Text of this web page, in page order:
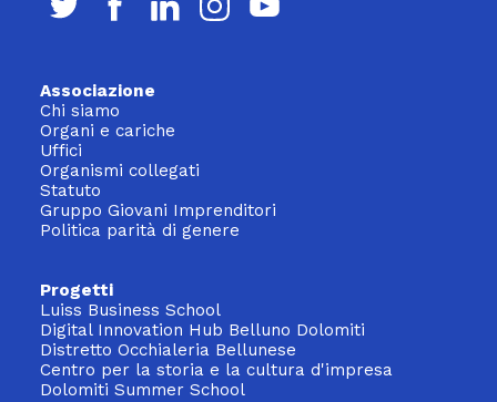
Associazione
Chi siamo
Organi e cariche
Uffici
Organismi collegati
Statuto
Gruppo Giovani Imprenditori
Politica parità di genere
Progetti
Luiss Business School
Digital Innovation Hub Belluno Dolomiti
Distretto Occhialeria Bellunese
Centro per la storia e la cultura d'impresa
Dolomiti Summer School